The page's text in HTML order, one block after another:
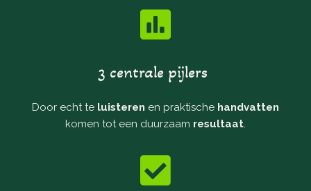

3 centrale pijlers
Door echt te luisteren en praktische handvatten
komen tot een duurzaam resultaat.
